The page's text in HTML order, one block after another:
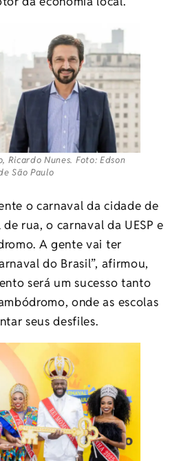
Ricardo Nunes. Foto: Edson
São Paulo
o carnaval da cidade de
rua, o carnaval da UESP e
A gente vai ter
do Brasil”, afirmou,
será um sucesso tanto
onde as escolas
seus desfiles.